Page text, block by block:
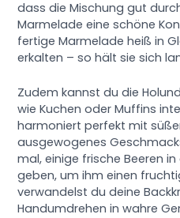
dass die Mischung gut
Marmelade eine schöne
fertige Marmelade heiß in
erkalten – so hält sie sich
Zudem kannst du die
wie Kuchen oder Muffins
harmoniert perfekt mit
ausgewogenes
mal, einige frische Beeren
geben, um ihm einen
verwandelst du deine
Handumdrehen in wahre